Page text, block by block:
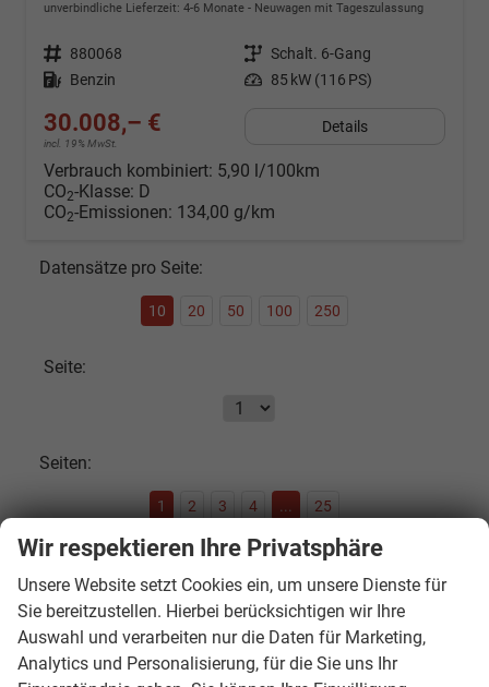
unverbindliche Lieferzeit: 4-6 Monate Neuwagen mit Tageszulassung
Fahrzeugnr. 880068 Getriebe Schalt. 6-Gang
Kraftstoff Benzin Leistung 85 kW (116 PS)
30.008,– €
incl. 19% MwSt.
Details
Verbrauch kombiniert: 5,90 l/100km
CO2-Klasse: D
CO2-Emissionen: 134,00 g/km
Datensätze pro Seite:
10 20 50 100 250
Seite:
Seiten:
1 2 3 4 25
Fahrzeugnr.
SOFORT VERFÜGBAR
Audi
Wir respektieren Ihre Privatsphäre
Unsere Website setzt Cookies ein, um unsere Dienste für
Sie bereitzustellen. Hierbei berücksichtigen wir Ihre
Auswahl und verarbeiten nur die Daten für Marketing,
Analytics und Personalisierung, für die Sie uns Ihr